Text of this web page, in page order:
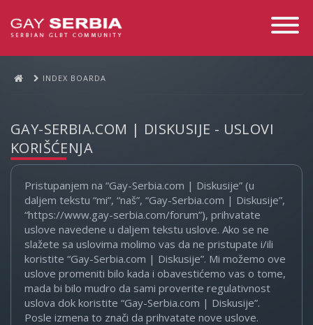
Toggle
INDEX BOARDA
GAY-SERBIA.COM | DISKUSIJE - USLOVI
KORIŠĆENJA
Pristupanjem na “Gay-Serbia.com | Diskusije” (u
daljem tekstu “mi”, “naš”, “Gay-Serbia.com | Diskusije”,
“https://www.gay-serbia.com/forum”), prihvatate
uslove navedene u daljem tekstu uslove. Ako se ne
slažete sa uslovima molimo vas da ne pristupate i/ili
koristite “Gay-Serbia.com | Diskusije”. Mi možemo ove
uslove promeniti bilo kada i obavestićemo vas o tome,
mada bi bilo mudro da sami proverite regulativnost
uslova dok koristite “Gay-Serbia.com | Diskusije”.
Posle izmena to znači da prihvatate nove uslove.